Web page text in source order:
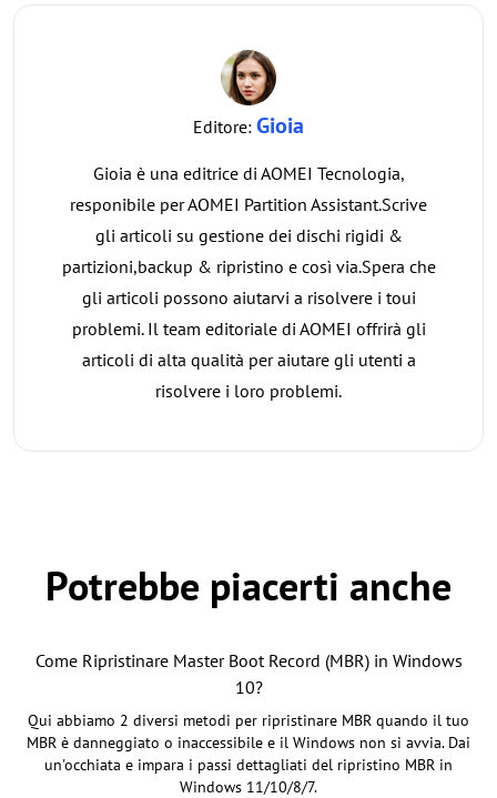
Editore: Gioia
Gioia è una editrice di AOMEI Tecnologia,
responibile per AOMEI Partition Assistant.Scrive
gli articoli su gestione dei dischi rigidi &
partizioni,backup & ripristino e così via.Spera che
gli articoli possono aiutarvi a risolvere i toui
problemi. Il team editoriale di AOMEI offrirà gli
articoli di alta qualità per aiutare gli utenti a
risolvere i loro problemi.
Potrebbe piacerti anche
Come Ripristinare Master Boot Record (MBR) in Windows
10?
Qui abbiamo 2 diversi metodi per ripristinare MBR quando il tuo
MBR è danneggiato o inaccessibile e il Windows non si avvia. Dai
un'occhiata e impara i passi dettagliati del ripristino MBR in
Windows 11/10/8/7.